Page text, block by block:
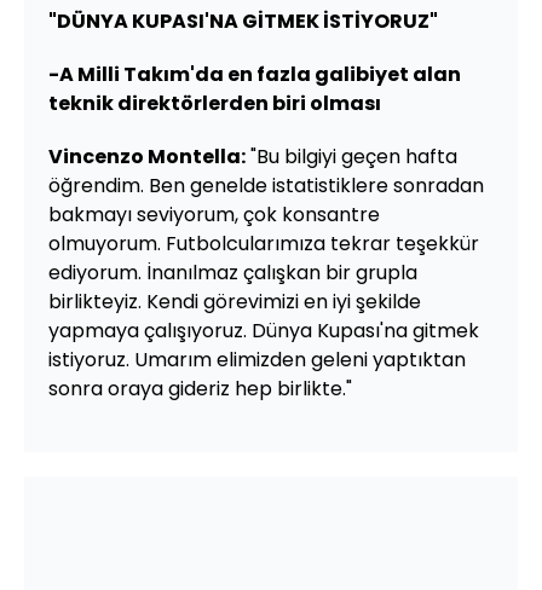
"DÜNYA KUPASI'NA GİTMEK İSTİYORUZ"
-A Milli Takım'da en fazla galibiyet alan
teknik direktörlerden biri olması
Vincenzo Montella:"Bu bilgiyi geçen hafta
öğrendim. Ben genelde istatistiklere sonradan
bakmayı seviyorum, çok konsantre
olmuyorum. Futbolcularımıza tekrar teşekkür
ediyorum. İnanılmaz çalışkan bir grupla
birlikteyiz. Kendi görevimizi en iyi şekilde
yapmaya çalışıyoruz. Dünya Kupası'na gitmek
istiyoruz. Umarım elimizden geleni yaptıktan
sonra oraya gideriz hep birlikte."